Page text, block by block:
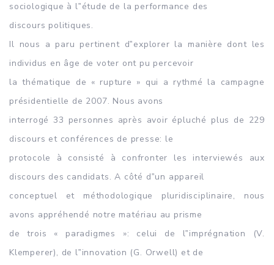
sociologique à l‟étude de la performance des
discours politiques.
Il nous a paru pertinent d‟explorer la manière dont les
individus en âge de voter ont pu percevoir
la thématique de « rupture » qui a rythmé la campagne
présidentielle de 2007. Nous avons
interrogé 33 personnes après avoir épluché plus de 229
discours et conférences de presse: le
protocole à consisté à confronter les interviewés aux
discours des candidats. A côté d‟un appareil
conceptuel et méthodologique pluridisciplinaire, nous
avons appréhendé notre matériau au prisme
de trois « paradigmes »: celui de l‟imprégnation (V.
Klemperer), de l‟innovation (G. Orwell) et de